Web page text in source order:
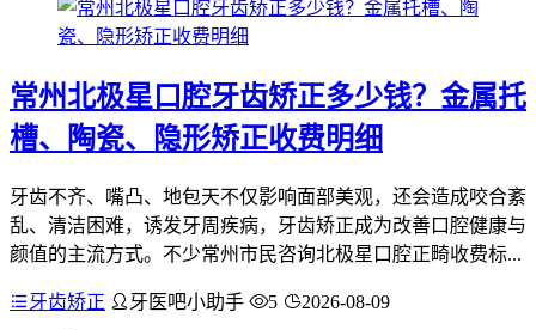
常州北极星口腔牙齿矫正多少钱？金属托
槽、陶瓷、隐形矫正收费明细
牙齿不齐、嘴凸、地包天不仅影响面部美观，还会造成咬合紊
乱、清洁困难，诱发牙周疾病，牙齿矫正成为改善口腔健康与
颜值的主流方式。不少常州市民咨询北极星口腔正畸收费标...
牙齿矫正 牙医吧小助手 5 2026-08-09